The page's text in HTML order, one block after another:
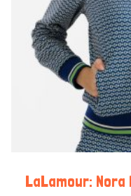
LaLamour: